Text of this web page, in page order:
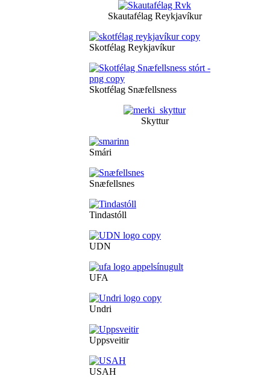
Skautafélag Reykjavíkur
Skotfélag Reykjavíkur
Skotfélag Snæfellsness
Skyttur
Smári
Snæfellsnes
Tindastóll
UDN
UFA
Undri
Uppsveitir
USAH